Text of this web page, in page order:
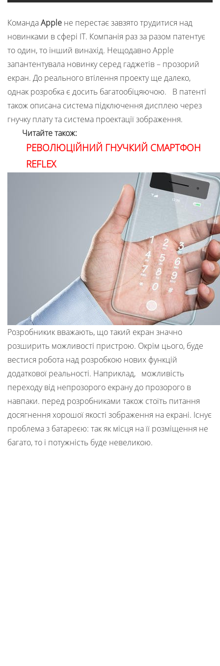
КомандаApple не перестає завзято трудитися над
новинками в сфері ІТ. Компанія раз за разом патентує
то один, то інший винахід. Нещодавно Apple
запантентувала новинку серед гаджетів – прозорий
екран. До реального втілення проекту ще далеко,
однак розробка є досить багатообіцяючою. В патенті
також описана система підключення дисплею через
гнучку плату та система проектації зображення.
Читайте також:
РЕВОЛЮЦІЙНИЙ ГНУЧКИЙ СМАРТФОН
REFLEX
Розробникик вважають, що такий екран значно
розширить можливості пристрою. Окрім цього, буде
вестися робота над розробкою нових функцій
додаткової реальності. Наприклад, можливість
переходу від непрозорого екрану до прозорого в
навпаки. перед розробниками також стоїть питання
досягнення хорошої якості зображення на екрані. Існує
проблема з батареєю: так як місця на її розміщення не
багато, то і потужність буде невеликою.